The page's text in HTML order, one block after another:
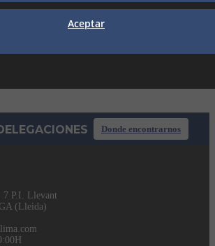
Donde encontrarnos
7 P.I. Llevant
(Lleida)
Aceptar